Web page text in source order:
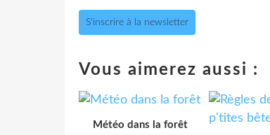
S'inscrire à la newsletter
Vous aimerez aussi :
Météo dans la forêt